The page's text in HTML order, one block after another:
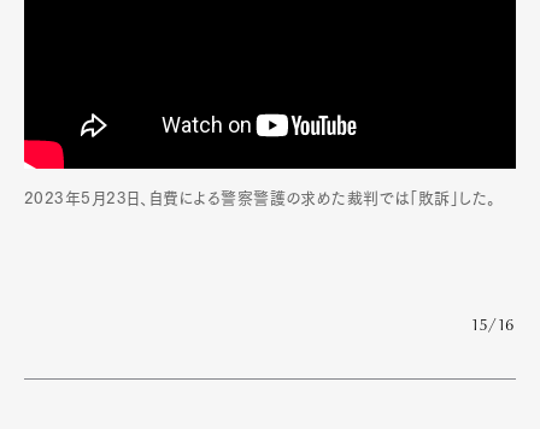
2023年5月23日、自費による警察警護の求めた裁判では「敗訴」した。
15/16